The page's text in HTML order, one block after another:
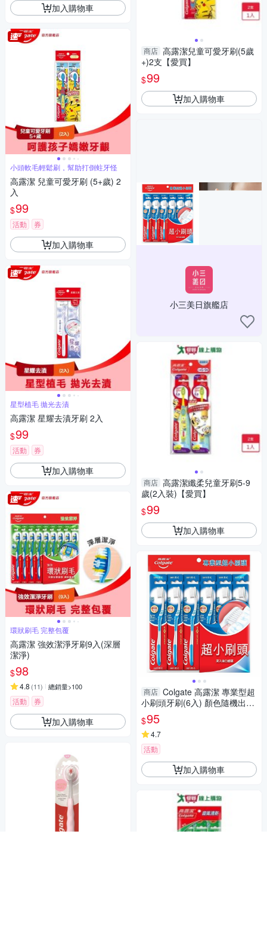
加入購物車
小頭軟毛輕鬆刷，幫助打倒蛀牙怪
高露潔 兒童可愛牙刷 (5+歲) 2
入
$99
活動 券
加入購物車
星型植毛 拋光去漬
高露潔 星耀去漬牙刷 2入
$99
活動 券
加入購物車
環狀刷毛 完整包覆
高露潔 強效潔淨牙刷9入(深層
潔淨)
$98
4.8 (11) 總銷量>100
活動 券
加入購物車
商店 高露潔兒童可愛牙刷(5歲
+)2支【愛買】
$99
加入購物車
小三美日旗艦店
商店 高露潔纖柔兒童牙刷5-9
歲(2入裝)【愛買】
$99
加入購物車
商店 Colgate 高露潔 專業型超
小刷頭牙刷(6入) 顏色隨機出貨
【小三美日】DS015394
$95
4.7
活動
加入購物車